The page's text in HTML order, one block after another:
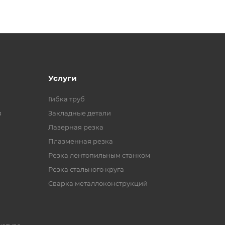
Услуги
Гибка труб
Закладные детали
Лазерная резка
Плазменная резка
Резка лентопильным станком
Резка стального круга
Сварка металлоконструкций